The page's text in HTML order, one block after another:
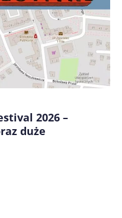
przeglądarce podczas
2026 –
duże